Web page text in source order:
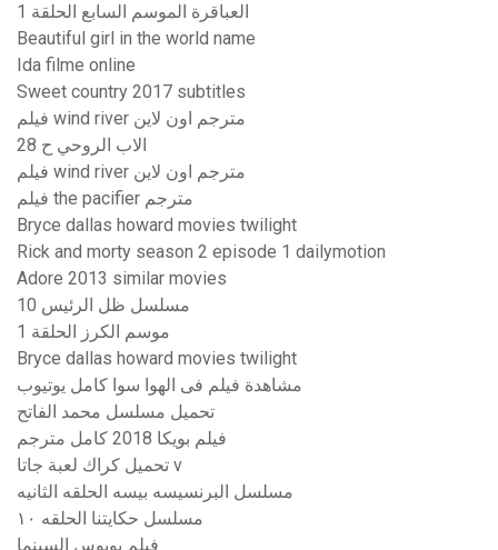
العباقرة الموسم السابع الحلقة 1
Beautiful girl in the world name
Ida filme online
Sweet country 2017 subtitles
فيلم wind river مترجم اون لاين
الاب الروحي ح 28
فيلم wind river مترجم اون لاين
فيلم the pacifier مترجم
Bryce dallas howard movies twilight
Rick and morty season 2 episode 1 dailymotion
Adore 2013 similar movies
مسلسل ظل الرئيس 10
موسم الكرز الحلقة 1
Bryce dallas howard movies twilight
مشاهدة فيلم فى الهوا سوا كامل يوتيوب
تحميل مسلسل محمد الفاتح
فيلم بويكا 2018 كامل مترجم
تحميل كراك لعبة جاتا v
مسلسل البرنسيسه بيسه الحلقه الثانيه
مسلسل حكايتنا الحلقه ١٠
فيلم بوبوس السينما